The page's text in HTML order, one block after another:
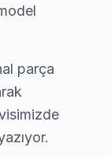
(2025):
TL
TL
TL
700 TL
parça